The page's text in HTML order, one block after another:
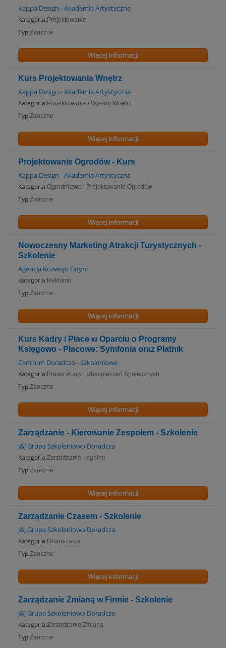
Kappa Design - Akademia Artystyczna
Kategoria: Projektowanie
Typ:Zaoczne
Więcej informacji
Kurs Projektowania Wnętrz
Kappa Design - Akademia Artystyczna
Kategoria: Projektowanie i Wystrój Wnętrz
Typ:Zaoczne
Więcej informacji
Projektowanie Ogrodów - Kurs
Kappa Design - Akademia Artystyczna
Kategoria:Ogrodnictwo i Projektowanie Ogrodów
Typ:Zaoczne
Więcej informacji
Nowoczesny Marketing Atrakcji Turystycznych -
Szkolenie
Agencja Rozwoju Gdyni
Kategoria: Reklama
Typ:Zaoczne
Więcej informacji
Kurs Kadry i Płace w Oparciu o Programy
Księgowo - Płacowe: Symfonia oraz Płatnik
Centrum Doradczo - Szkoleniowe
Kategoria: Prawo Pracy i Ubezpieczeń Społecznych
Typ:Zaoczne
Więcej informacji
Zarządzanie - Kierowanie Zespołem - Szkolenie
J&J Grupa Szkoleniowo Doradcza
Kategoria:Zarządzanie - ogólne
Typ:Zaoczne
Więcej informacji
Zarządzanie Czasem - Szkolenie
J&J Grupa Szkoleniowo Doradcza
Kategoria:Organizacja
Typ:Zaoczne
Więcej informacji
Zarządzanie Zmianą w Firmie - Szkolenie
J&J Grupa Szkoleniowo Doradcza
Kategoria:Zarządzanie Zmianą
Typ:Zaoczne